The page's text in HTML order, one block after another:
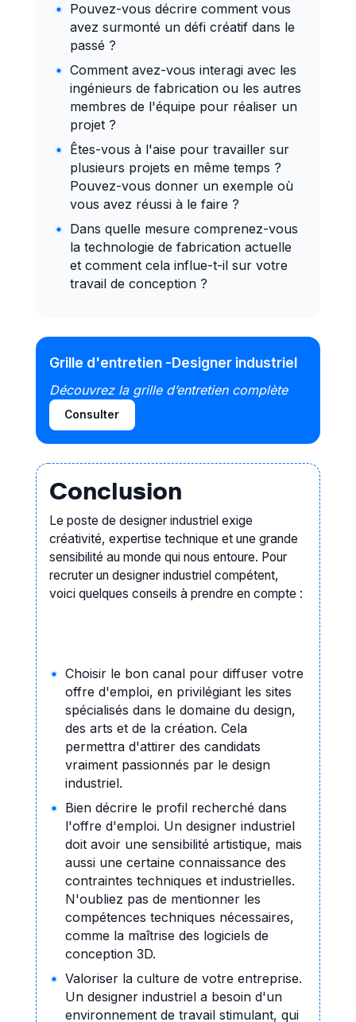
Pouvez-vous décrire comment vous
avez surmonté un défi créatif dans le
passé ?
Comment avez-vous interagi avec les
ingénieurs de fabrication ou les autres
membres de l'équipe pour réaliser un
projet ?
Êtes-vous à l'aise pour travailler sur
plusieurs projets en même temps ?
Pouvez-vous donner un exemple où
vous avez réussi à le faire ?
Dans quelle mesure comprenez-vous
la technologie de fabrication actuelle
et comment cela influe-t-il sur votre
travail de conception ?
Grille d'entretien -Designer industriel
Découvrez la grille d’entretien complète
Consulter
Conclusion
Le poste de designer industriel exige
créativité, expertise technique et une grande
sensibilité au monde qui nous entoure. Pour
recruter un designer industriel compétent,
voici quelques conseils à prendre en compte :
Choisir le bon canal pour diffuser votre
offre d'emploi, en privilégiant les sites
spécialisés dans le domaine du design,
des arts et de la création. Cela
permettra d'attirer des candidats
vraiment passionnés par le design
industriel.
Bien décrire le profil recherché dans
l'offre d'emploi. Un designer industriel
doit avoir une sensibilité artistique, mais
aussi une certaine connaissance des
contraintes techniques et industrielles.
N'oubliez pas de mentionner les
compétences techniques nécessaires,
comme la maîtrise des logiciels de
conception 3D.
Valoriser la culture de votre entreprise.
Un designer industriel a besoin d'un
environnement de travail stimulant, qui